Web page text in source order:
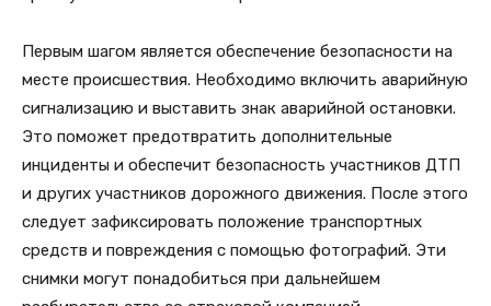
Первым шагом является обеспечение безопасности на
месте происшествия. Необходимо включить аварийную
сигнализацию и выставить знак аварийной остановки.
Это поможет предотвратить дополнительные
инциденты и обеспечит безопасность участников ДТП
и других участников дорожного движения. После этого
следует зафиксировать положение транспортных
средств и повреждения с помощью фотографий. Эти
снимки могут понадобиться при дальнейшем